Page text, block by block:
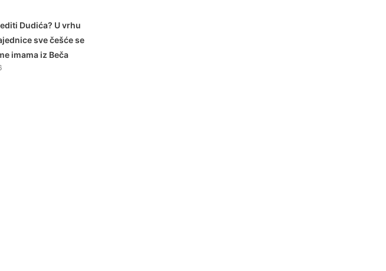
Dudića? U vrhu
sve češće se
imama iz Beča